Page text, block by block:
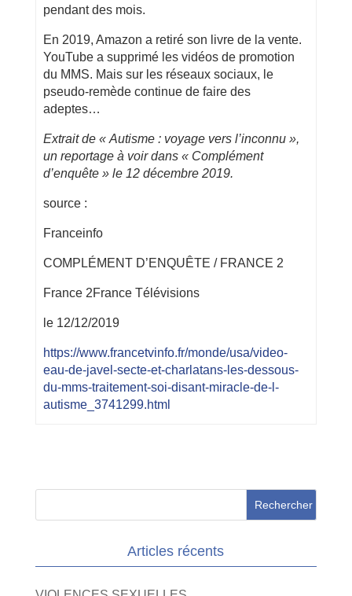
pendant des mois.
En 2019, Amazon a retiré son livre de la vente.
YouTube a supprimé les vidéos de promotion
du MMS. Mais sur les réseaux sociaux, le
pseudo-remède continue de faire des
adeptes…
Extrait de « Autisme : voyage vers l’inconnu »,
un reportage à voir dans « Complément
d’enquête » le 12 décembre 2019.
source :
Franceinfo
COMPLÉMENT D’ENQUÊTE / FRANCE 2
France 2France Télévisions
le 12/12/2019
https://www.francetvinfo.fr/monde/usa/video-
eau-de-javel-secte-et-charlatans-les-dessous-
du-mms-traitement-soi-disant-miracle-de-l-
autisme_3741299.html
Articles récents